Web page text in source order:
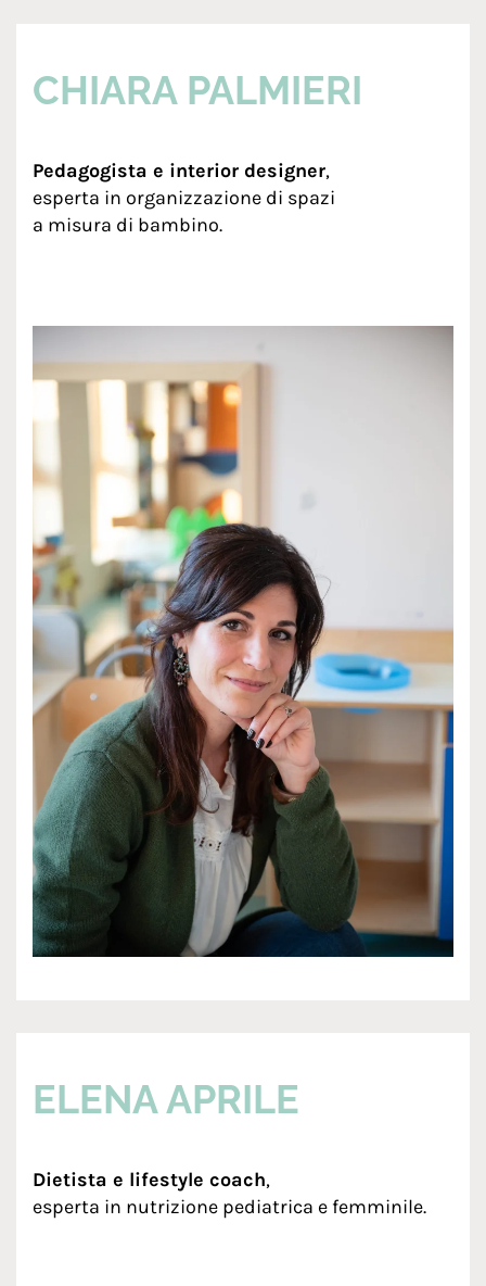
CHIARA PALMIERI
Pedagogista e interior designer,
esperta in organizzazione di spazi
a misura di bambino.
ELENA APRILE
Dietista e lifestyle coach,
esperta in nutrizione pediatrica e femminile.